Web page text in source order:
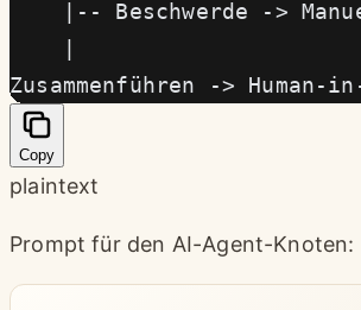
|-- Beschwerde ->
    |
Zusammenführen ->
Copy
plaintext
Prompt für den AI-Agent-Knoten: